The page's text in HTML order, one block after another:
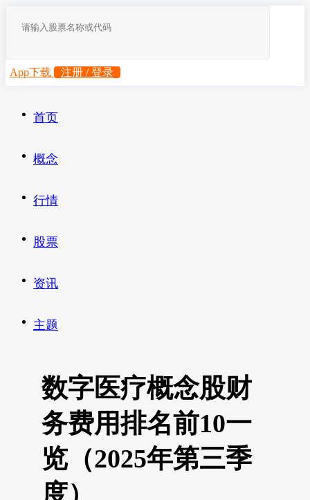
App下载 注册 / 登录
首页
概念
行情
股票
资讯
主题
数字医疗概念股财
务费用排名前10一
览（2025年第三季
度）